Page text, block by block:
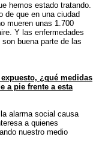
hemos estado tratando.
de que en una ciudad
mueren unas 1.700
Y las enfermedades
buena parte de las
¿qué medidas
a pie frente a esta
alarma social causa
a quienes
nuestro medio